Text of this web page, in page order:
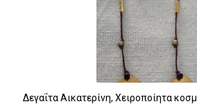
Δεγαΐτα Αικατερίνη, Χειροποίητα